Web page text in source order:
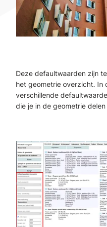
Deze defaultwaarden zijn te
het geometrie overzicht. In
verschillende
die je in de geometrie